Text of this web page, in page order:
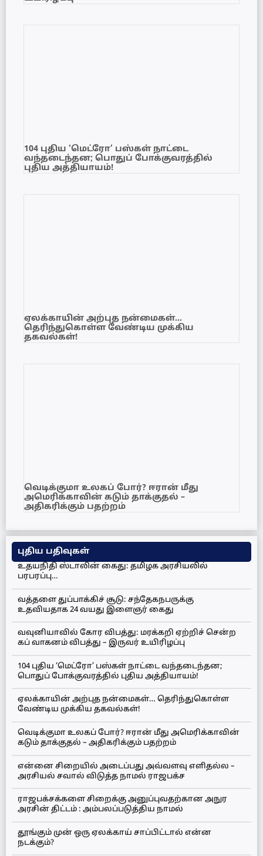
104 புதிய ‘மெட்ரோ’ பஸ்கள் நாட்டை
வந்தடைந்தன; பொதுப் போக்குவரத்தில்
புதிய அத்தியாயம்!
ஏலக்காயின் அற்புத நன்மைகள்…
தெரிந்துகொள்ள வேண்டிய முக்கிய
தகவல்கள்!
வெடிக்குமா உலகப் போர்? ஈரான் மீது
அமெரிக்காவின் கடும் தாக்குதல் –
அதிகரிக்கும் பதற்றம்
புதிய பதிவுகள்
உதயநிதி ஸ்டாலின் கைது: தமிழக அரசியலில்
பரபரப்பு…
வத்தளை துப்பாக்கிச் சூடு: சந்தேகநபருக்கு
உதவியதாக 24 வயது இளைஞர் கைது
வவுனியாவில் கோர விபத்து: மரக்கறி ஏற்றிச் சென்ற
கப் வாகனம் விபத்து – இருவர் உயிரிழப்பு
104 புதிய ‘மெட்ரோ’ பஸ்கள் நாட்டை வந்தடைந்தன;
பொதுப் போக்குவரத்தில் புதிய அத்தியாயம்!
ஏலக்காயின் அற்புத நன்மைகள்… தெரிந்துகொள்ள
வேண்டிய முக்கிய தகவல்கள்!
வெடிக்குமா உலகப் போர்? ஈரான் மீது அமெரிக்காவின்
கடும் தாக்குதல் – அதிகரிக்கும் பதற்றம்
என்னை சிறையில் அடைப்பது அவ்வளவு எளிதல்ல –
அரசியல் சவால் விடுத்த நாமல் ராஜபக்ச
ராஜபக்சக்களை சிறைக்கு அனுப்புவதற்கான அநுர
அரசின் திட்டம் : அம்பலப்படுத்திய நாமல்
தூங்கும் முன் ஒரு ஏலக்காய் சாப்பிட்டால் என்ன
நடக்கும்?